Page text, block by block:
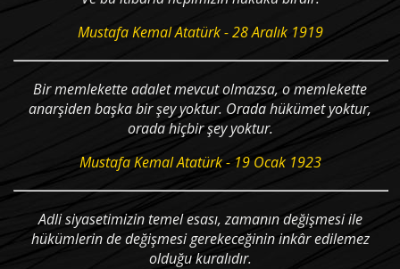
Mustafa Kemal Atatürk - 28 Aralık 1919
Bir memlekette adalet mevcut olmazsa, o memlekette
anarşiden başka bir şey yoktur. Orada hükümet yoktur,
orada hiçbir şey yoktur.
Mustafa Kemal Atatürk - 19 Ocak 1923
Adli siyasetimizin temel esası, zamanın değişmesi ile
hükümlerin de değişmesi gerekeceğinin inkâr edilemez
olduğu kuralıdır.